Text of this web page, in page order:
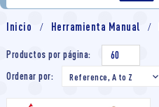
Inicio Herramienta Manual
Productos por página:
60
Ordenar por:
Reference, A to Z 